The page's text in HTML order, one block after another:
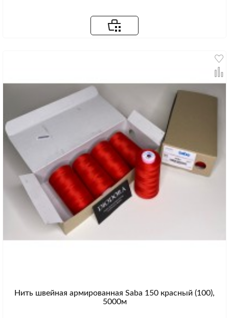
Нить швейная армированная Saba 150 красный (100),
5000м